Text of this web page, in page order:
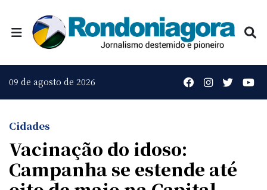
09 de agosto de 2026
Cidades
Vacinação do idoso:
Campanha se estende até